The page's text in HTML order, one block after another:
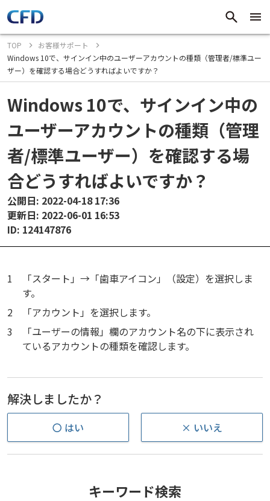
TOP
お客様サポート
Windows 10で、サインイン中のユーザーアカウントの種類（管理者/標準ユー
ザー）を確認する場合どうすればよいですか？
Windows 10で、サインイン中の
ユーザーアカウントの種類（管理
者/標準ユーザー）を確認する場
合どうすればよいですか？
公開日: 2022-04-18 17:36
更新日: 2022-06-01 16:53
ID: 124147876
1
「スタート」→「歯車アイコン」（設定）を選択しま
す。
2
「アカウント」を選択します。
3
「ユーザーの情報」欄のアカウント名の下に表示され
ているアカウントの種類を確認します。
解決しましたか？
〇 はい × いいえ
キーワード検索